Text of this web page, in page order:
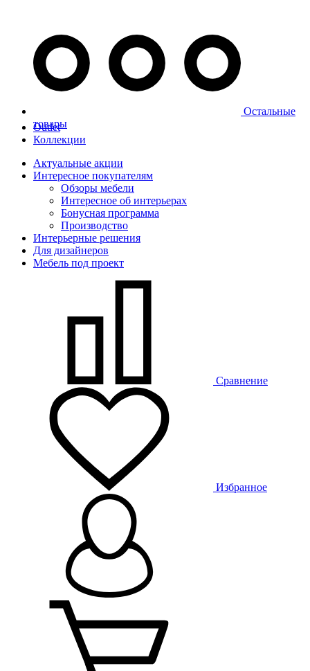
Остальные
товары
Outlet
Коллекции
Актуальные акции
Интересное покупателям
Обзоры мебели
Интересное об интерьерах
Бонусная программа
Производство
Интерьерные решения
Для дизайнеров
Мебель под проект
Сравнение
Избранное